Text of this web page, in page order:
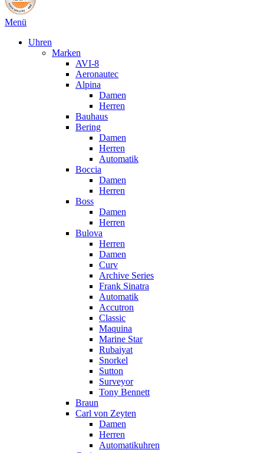
Menü
Uhren
Marken
AVI-8
Aeronautec
Alpina
Damen
Herren
Bauhaus
Bering
Damen
Herren
Automatik
Boccia
Damen
Herren
Boss
Damen
Herren
Bulova
Herren
Damen
Curv
Archive Series
Frank Sinatra
Automatik
Accutron
Classic
Maquina
Marine Star
Rubaiyat
Snorkel
Sutton
Surveyor
Tony Bennett
Braun
Carl von Zeyten
Damen
Herren
Automatikuhren